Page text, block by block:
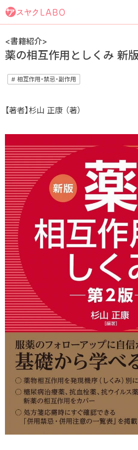
<書籍紹介>
薬の相互作用としくみ 新
# 相互作用・禁忌・副作用
【著者】杉山 正康 （著）